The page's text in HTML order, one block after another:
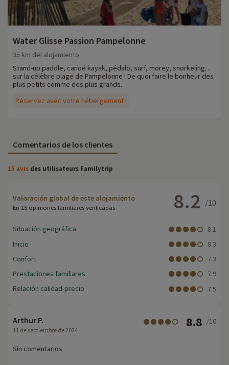
Water Glisse Passion Pampelonne
Réservez avec votre hébergement !
35 km del alojamiento
Stand-up paddle, canoë kayak, pédalo, surf, morey, snorkeling…
sur la célèbre plage de Pampelonne ! De quoi faire le bonheur des
plus petits comme des plus grands.
Comentarios de los clientes
15 avis des utilisateurs Familytrip
Valoración global de este alojamiento
En 15 opiniones familiares verificadas 8.2 /10
Situación geográfica
8.1
Inicio
8.3
Confort
7.3
Prestaciones familiares
7.9
Relación calidad-precio
7.5
Arthur P.
11 de septiembre de 2024
8.8 /10
Sin comentarios